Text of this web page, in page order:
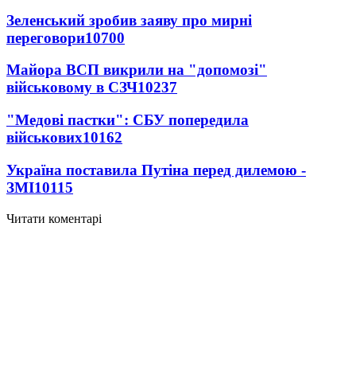
Зеленський зробив заяву про мирні
переговори10700
Майора ВСП викрили на "допомозі"
військовому в СЗЧ10237
"Медові пастки": СБУ попередила
військових10162
Україна поставила Путіна перед дилемою -
ЗМІ10115
Читати коментарі